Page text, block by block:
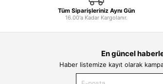
Tüm Siparişleriniz Aynı Gün
16.00'a Kadar Kargolanır.
En güncel
Haber listemize kayıt olarak